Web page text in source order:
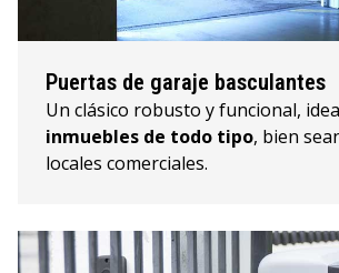
Puertas de garaje basculantes
Un clásico robusto y funcional,
inmuebles de todo tipo, bien
locales comerciales.